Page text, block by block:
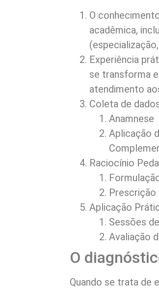
O
acadêmica,
Experiência
se transforma
atendimento
Coleta de
Anamnese
Aplicação
Raciocínio
Prescrição
Aplicação
Sessões
Avaliação
O
Quando se trata de